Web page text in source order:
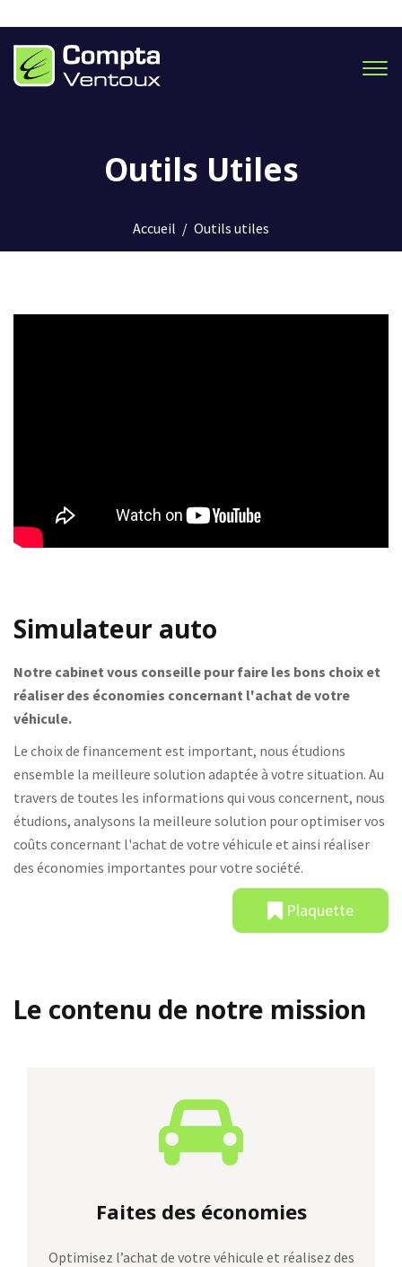
Outils Utiles
Accueil / Outils utiles
Simulateur auto
Notre cabinet vous conseille pour faire les bons choix et
réaliser des économies concernant l'achat de votre
véhicule.
Le choix de financement est important, nous étudions
ensemble la meilleure solution adaptée à votre situation. Au
travers de toutes les informations qui vous concernent, nous
étudions, analysons la meilleure solution pour optimiser vos
coûts concernant l'achat de votre véhicule et ainsi réaliser
des économies importantes pour votre société.
Plaquette
Le contenu de notre mission
Faites des économies
Optimisez l’achat de votre véhicule et réalisez des